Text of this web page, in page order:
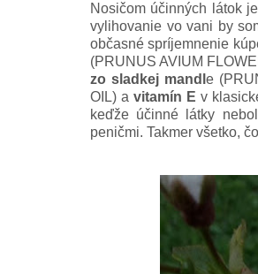
Nosičom účinných látok je
vylihovanie vo vani by
občasné spríjemnenie
(PRUNUS AVIUM
zo sladkej mandl e
OIL) avitamín Ev
keďže účinné látky
peničmi. Takmer všetko,